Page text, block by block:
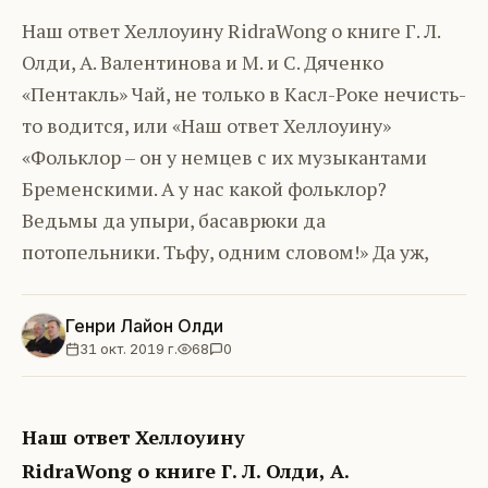
Наш ответ Хеллоуину RidraWong о книге Г. Л.
Олди, А. Валентинова и М. и С. Дяченко
«Пентакль» Чай, не только в Касл-Роке нечисть-
то водится, или «Наш ответ Хеллоуину»
«Фольклор – он у немцев с их музыкантами
Бременскими. А у нас какой фольклор?
Ведьмы да упыри, басаврюки да
потопельники. Тьфу, одним словом!» Да уж,
Генри Лайон Олди
31 окт. 2019 г. 68 0
Наш ответ Хеллоуину
RidraWong о книге Г. Л. Олди, А.